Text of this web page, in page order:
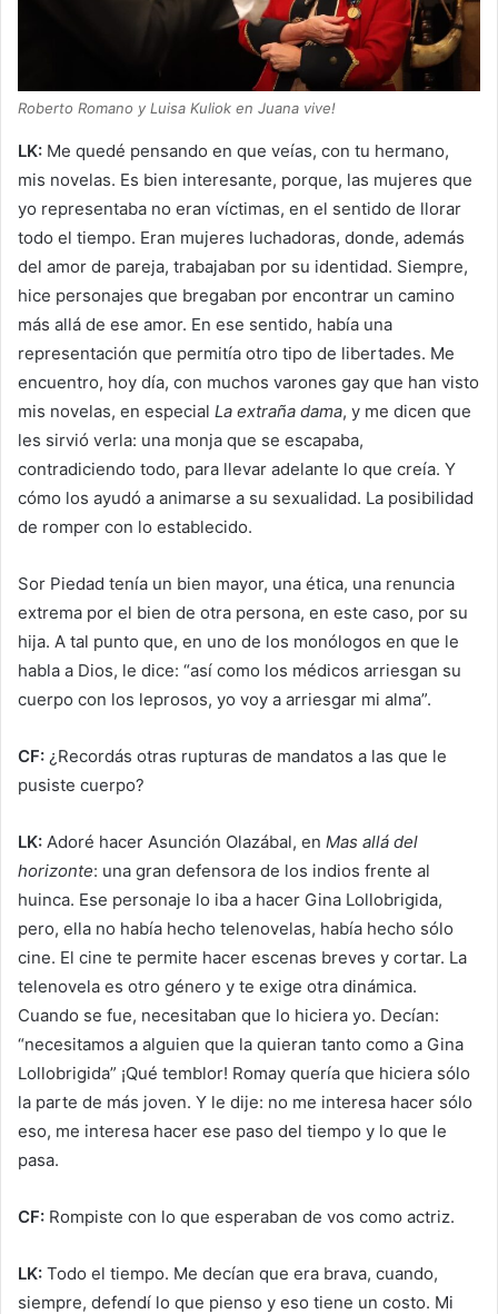
Roberto Romano y Luisa Kuliok en Juana vive!
LK: Me quedé pensando en que veías, con tu hermano,
mis novelas. Es bien interesante, porque, las mujeres que
yo representaba no eran víctimas, en el sentido de llorar
todo el tiempo. Eran mujeres luchadoras, donde, además
del amor de pareja, trabajaban por su identidad. Siempre,
hice personajes que bregaban por encontrar un camino
más allá de ese amor. En ese sentido, había una
representación que permitía otro tipo de libertades. Me
encuentro, hoy día, con muchos varones gay que han visto
mis novelas, en especial La extraña dama, y me dicen que
les sirvió verla: una monja que se escapaba,
contradiciendo todo, para llevar adelante lo que creía. Y
cómo los ayudó a animarse a su sexualidad. La posibilidad
de romper con lo establecido.
Sor Piedad tenía un bien mayor, una ética, una renuncia
extrema por el bien de otra persona, en este caso, por su
hija. A tal punto que, en uno de los monólogos en que le
habla a Dios, le dice: “así como los médicos arriesgan su
cuerpo con los leprosos, yo voy a arriesgar mi alma”.
CF: ¿Recordás otras rupturas de mandatos a las que le
pusiste cuerpo?
LK: Adoré hacer Asunción Olazábal, en Mas allá del
horizonte: una gran defensora de los indios frente al
huinca. Ese personaje lo iba a hacer Gina Lollobrigida,
pero, ella no había hecho telenovelas, había hecho sólo
cine. El cine te permite hacer escenas breves y cortar. La
telenovela es otro género y te exige otra dinámica.
Cuando se fue, necesitaban que lo hiciera yo. Decían:
“necesitamos a alguien que la quieran tanto como a Gina
Lollobrigida” ¡Qué temblor! Romay quería que hiciera sólo
la parte de más joven. Y le dije: no me interesa hacer sólo
eso, me interesa hacer ese paso del tiempo y lo que le
pasa.
CF: Rompiste con lo que esperaban de vos como actriz.
LK: Todo el tiempo. Me decían que era brava, cuando,
siempre, defendí lo que pienso y eso tiene un costo. Mi